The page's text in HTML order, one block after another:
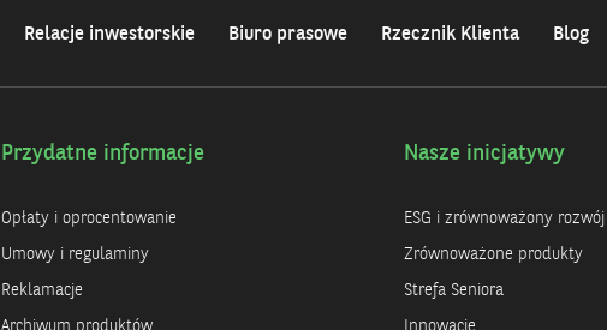
Relacje inwestorskie Biuro prasowe Rzecznik Klienta Blog
Przydatne informacje
Opłaty i oprocentowanie
Umowy i regulaminy
Reklamacje
Archiwum produktów
Nasze inicjatywy
ESG i zrównoważony rozwój
Zrównoważone produkty
Strefa Seniora
Innowacje